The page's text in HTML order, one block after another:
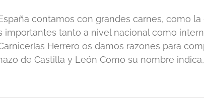
contamos con grandes carnes, como
importantes tanto a nivel nacional como
Herrero os damos razones para
de Castilla y León Como su nombre